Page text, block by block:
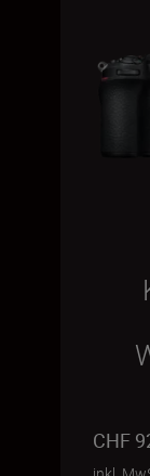
CHF